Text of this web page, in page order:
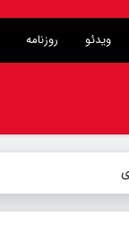
ویدئو روزنامه